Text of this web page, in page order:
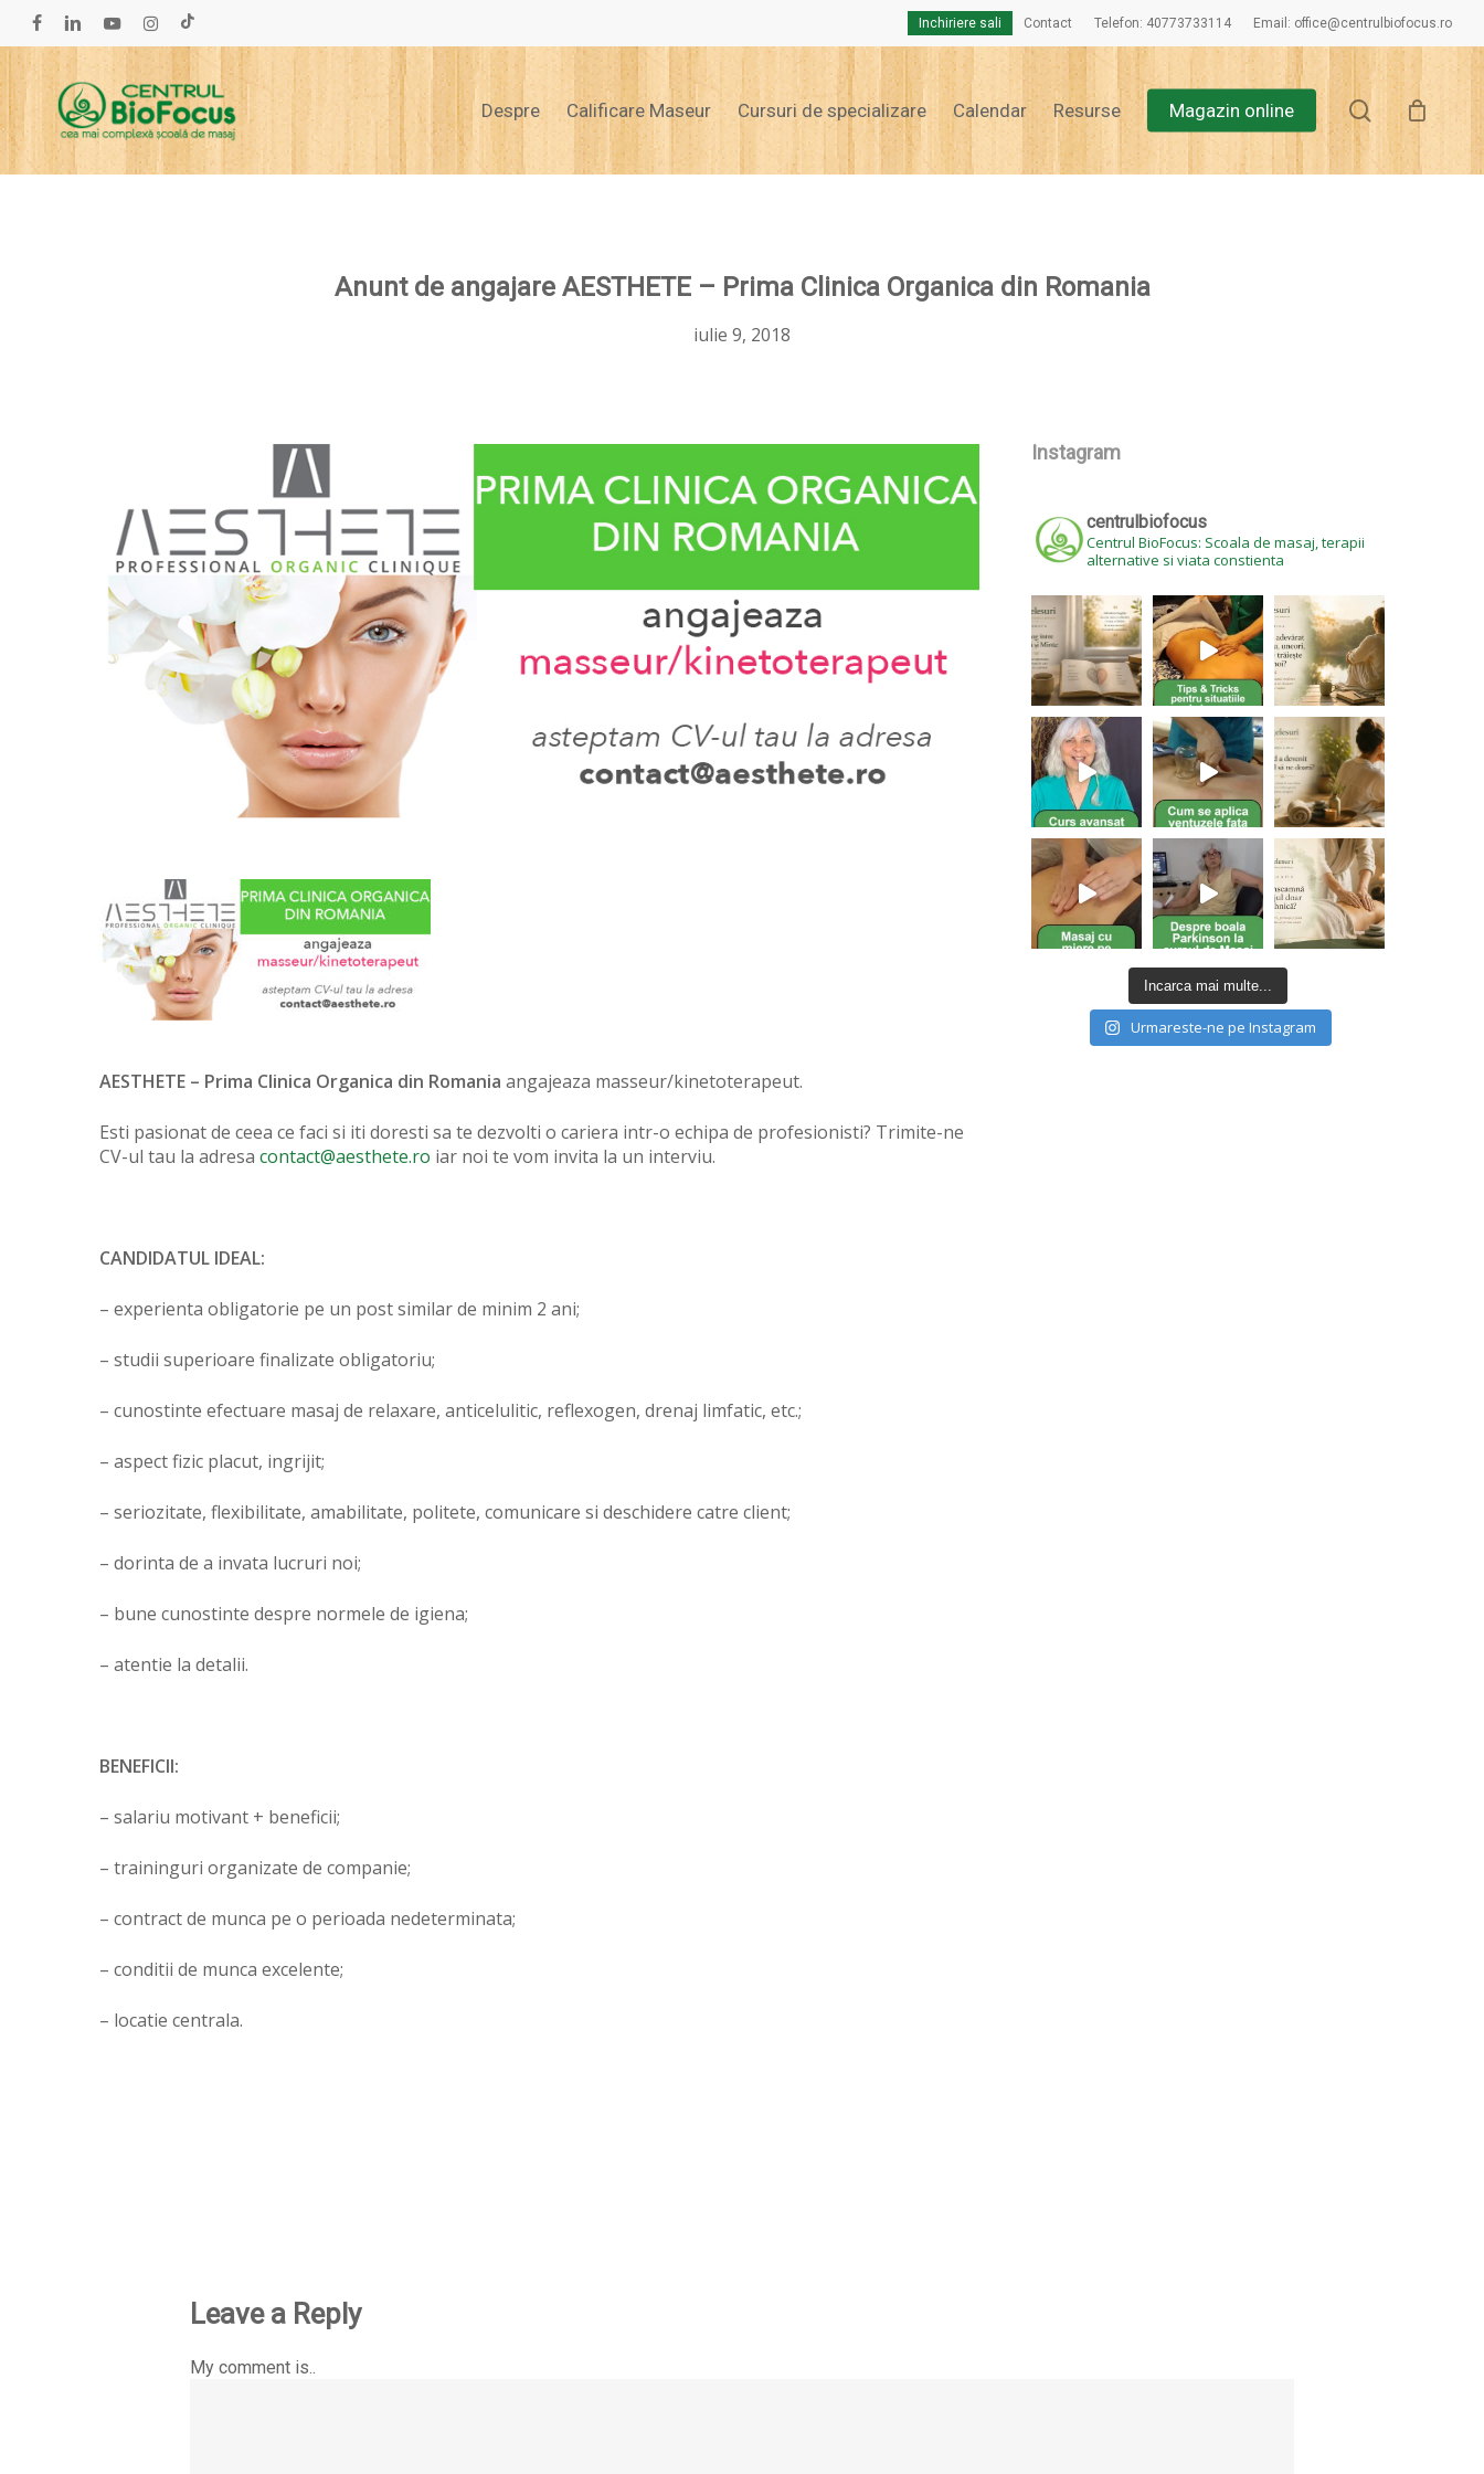
main
content
Inchiriere sali Contact Telefon: 40773733114 Email: office@centrulbiofocus.ro
Hit enter to search or ESC to close
Despre Calificare Maseur Cursuri de specializare Calendar Resurse Magazin online search
Cart Close
Cart
Anunt de angajare AESTHETE – Prima Clinica Organica din Romania
iulie 9, 2018
AESTHETE – Prima Clinica Organica din Romania angajeaza masseur/kinetoterapeut.
Esti pasionat de ceea ce faci si iti doresti sa te dezvolti o cariera intr-o echipa de profesionisti? Trimite-ne
CV-ul tau la adresa contact@aesthete.ro iar noi te vom invita la un interviu.
CANDIDATUL IDEAL:
– experienta obligatorie pe un post similar de minim 2 ani;
– studii superioare finalizate obligatoriu;
– cunostinte efectuare masaj de relaxare, anticelulitic, reflexogen, drenaj limfatic, etc.;
– aspect fizic placut, ingrijit;
– seriozitate, flexibilitate, amabilitate, politete, comunicare si deschidere catre client;
– dorinta de a invata lucruri noi;
– bune cunostinte despre normele de igiena;
– atentie la detalii.
BENEFICII:
– salariu motivant + beneficii;
– traininguri organizate de companie;
– contract de munca pe o perioada nedeterminata;
– conditii de munca excelente;
– locatie centrala.
Instagram
centrulbiofocus
Centrul BioFocus: Scoala de masaj, terapii
alternative si viata constienta
Incarca mai multe...
Urmareste-ne pe Instagram
Leave a Reply
My comment is..